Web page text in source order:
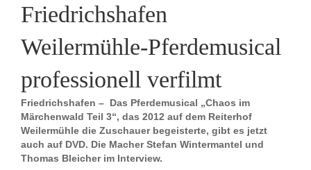
Friedrichshafen
Weilermühle-Pferdemusical
professionell verfilmt
Friedrichshafen – Das Pferdemusical „Chaos im
Märchenwald Teil 3“, das 2012 auf dem Reiterhof
Weilermühle die Zuschauer begeisterte, gibt es jetzt
auch auf DVD. Die Macher Stefan Wintermantel und
Thomas Bleicher im Interview.